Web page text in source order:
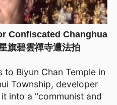
Confiscated Changhua
旗碧雲禪寺遭法拍
Biyun Chan Temple in
Township, developer
into a "communist and